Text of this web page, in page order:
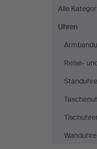
bei
Alle
Uhren
Reise-